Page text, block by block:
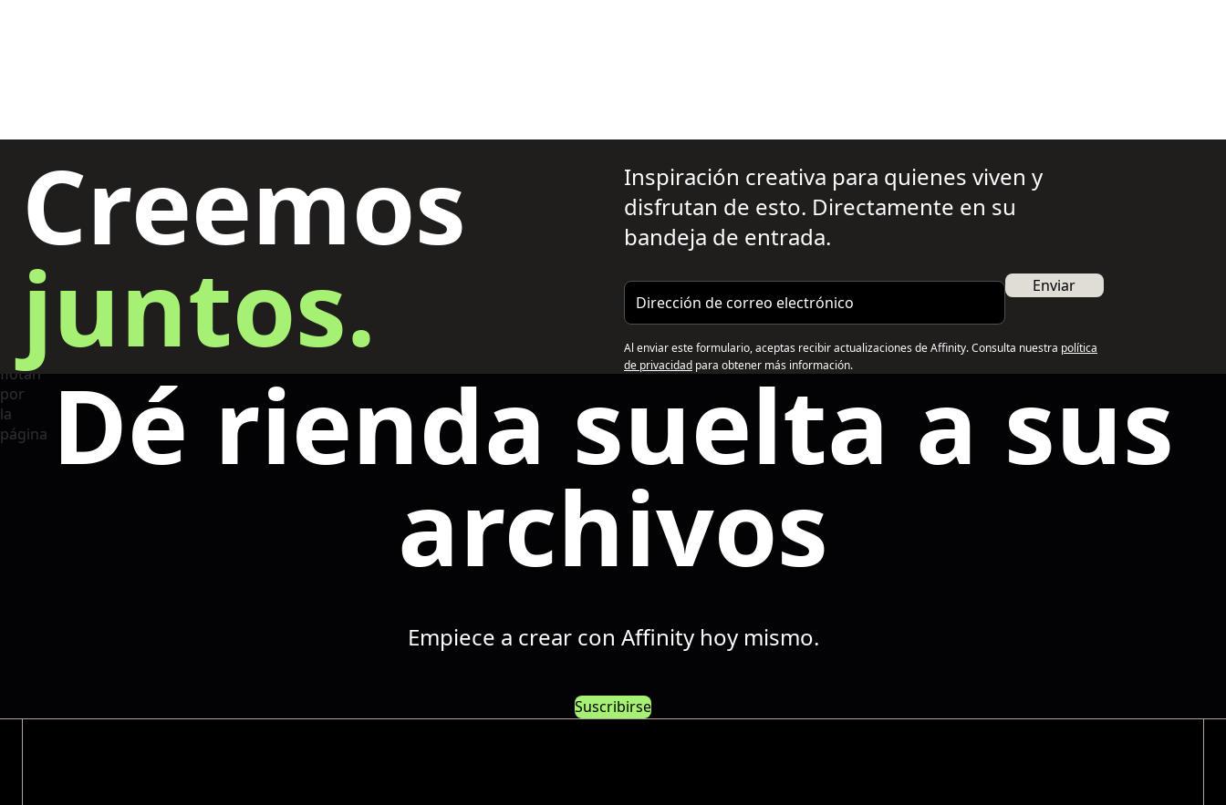
Creemos
juntos.
Inspiración creativa para quienes viven y
disfrutan de esto. Directamente en su
bandeja de entrada.
Dirección de correo electrónico Enviar
Al enviar este formulario, aceptas recibir actualizaciones de Affinity. Consulta nuestra política
de privacidad para obtener más información.
Dé rienda suelta a sus
archivos
Empiece a crear con Affinity hoy mismo.
Suscribirse